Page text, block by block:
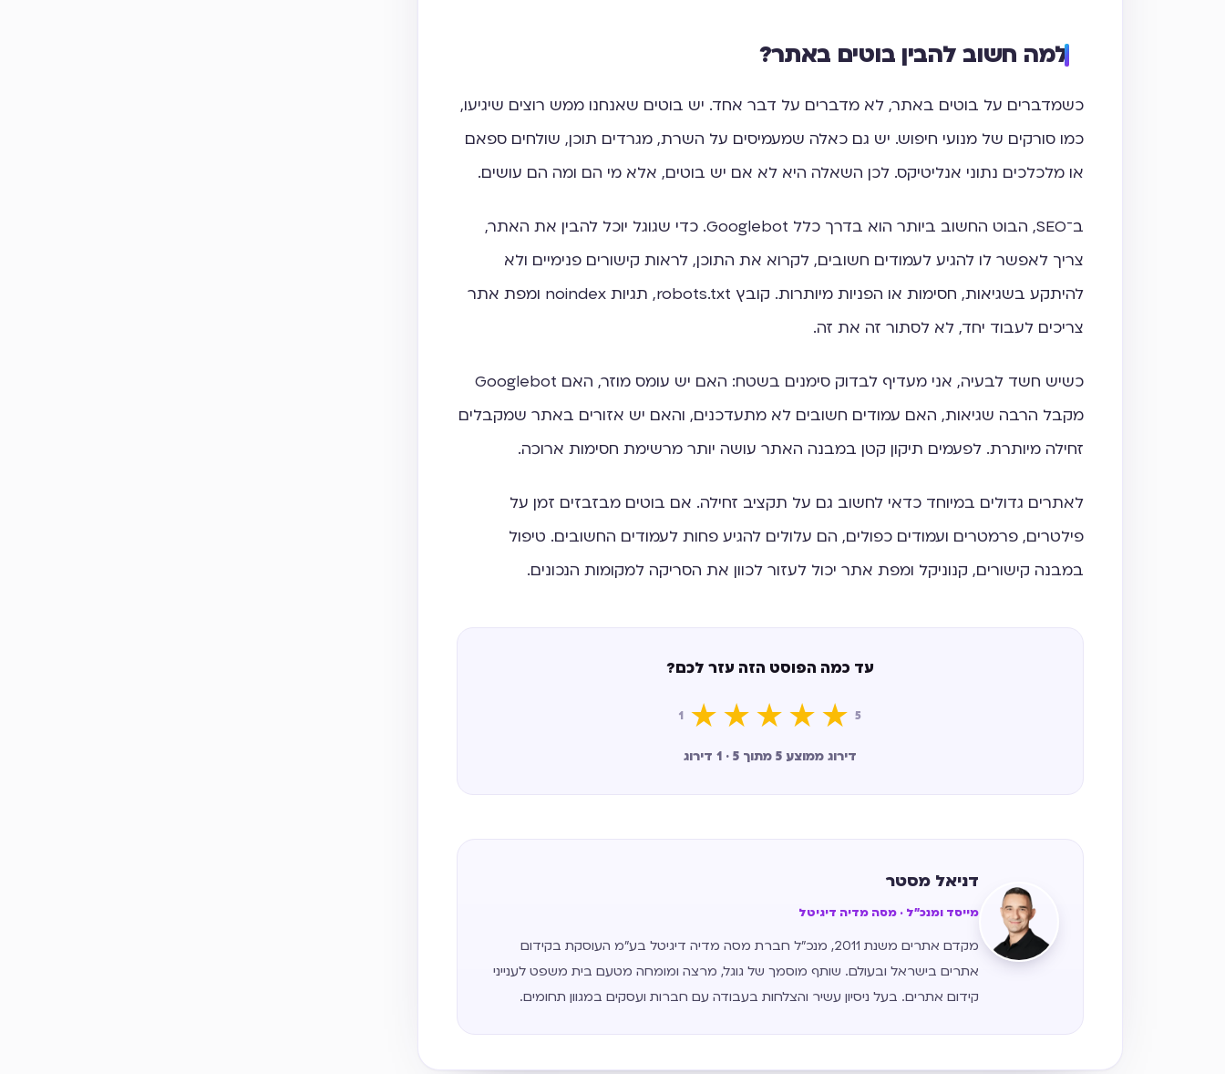
למה חשוב להבין בוטים באתר?
כשמדברים על בוטים באתר, לא מדברים על דבר אחד. יש בוטים שאנחנו ממש רוצים שיגיעו,
כמו סורקים של מנועי חיפוש. יש גם כאלה שמעמיסים על השרת, מגרדים תוכן, שולחים ספאם
או מלכלכים נתוני אנליטיקס. לכן השאלה היא לא אם יש בוטים, אלא מי הם ומה הם עושים.
ב־SEO, הבוט החשוב ביותר הוא בדרך כלל Googlebot. כדי שגוגל יוכל להבין את האתר,
צריך לאפשר לו להגיע לעמודים חשובים, לקרוא את התוכן, לראות קישורים פנימיים ולא
להיתקע בשגיאות, חסימות או הפניות מיותרות. קובץ robots.txt, תגיות noindex ומפת אתר
צריכים לעבוד יחד, לא לסתור זה את זה.
כשיש חשד לבעיה, אני מעדיף לבדוק סימנים בשטח: האם יש עומס מוזר, האם Googlebot
מקבל הרבה שגיאות, האם עמודים חשובים לא מתעדכנים, והאם יש אזורים באתר שמקבלים
זחילה מיותרת. לפעמים תיקון קטן במבנה האתר עושה יותר מרשימת חסימות ארוכה.
לאתרים גדולים במיוחד כדאי לחשוב גם על תקציב זחילה. אם בוטים מבזבזים זמן על
פילטרים, פרמטרים ועמודים כפולים, הם עלולים להגיע פחות לעמודים החשובים. טיפול
במבנה קישורים, קנוניקל ומפת אתר יכול לעזור לכוון את הסריקה למקומות הנכונים.
עד כמה הפוסט הזה עזר לכם?
1 ★ ★ ★ ★ ★ 5
דירוג ממוצע 5 מתוך 5 · 1 דירוג
דניאל מסטר
מייסד ומנכ״ל · מסה מדיה דיגיטל
מקדם אתרים משנת 2011, מנכ״ל חברת מסה מדיה דיגיטל בע״מ העוסקת בקידום
אתרים בישראל ובעולם. שותף מוסמך של גוגל, מרצה ומומחה מטעם בית משפט לענייני
קידום אתרים. בעל ניסיון עשיר והצלחות בעבודה עם חברות ועסקים במגוון תחומים.